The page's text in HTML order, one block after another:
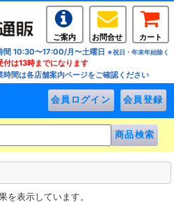
ご案内 お問合せ
カート
間 10:30〜17:00/月〜土曜日 ※祝日・年末年始除く
付は13時までになります
時間は各店舗案内ページをご確認ください
を表示しています。